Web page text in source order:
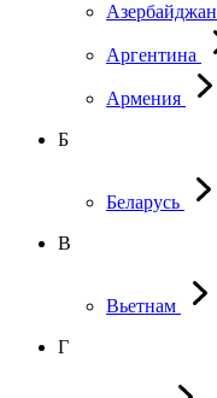
Азербайджан
Аргентина
Армения
Б
Беларусь
В
Вьетнам
Г